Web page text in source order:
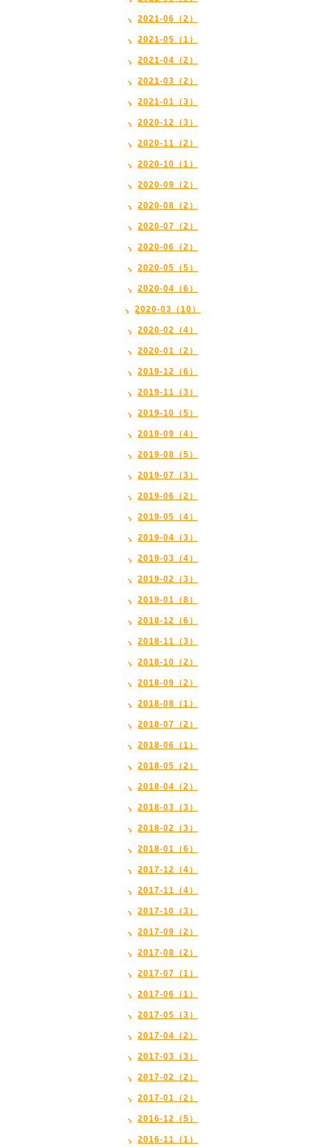
2021-06（2）
2021-05（1）
2021-04（2）
2021-03（2）
2021-01（3）
2020-12（3）
2020-11（2）
2020-10（1）
2020-09（2）
2020-08（2）
2020-07（2）
2020-06（2）
2020-05（5）
2020-04（6）
2020-03（10）
2020-02（4）
2020-01（2）
2019-12（6）
2019-11（3）
2019-10（5）
2019-09（4）
2019-08（5）
2019-07（3）
2019-06（2）
2019-05（4）
2019-04（3）
2019-03（4）
2019-02（3）
2019-01（8）
2018-12（6）
2018-11（3）
2018-10（2）
2018-09（2）
2018-08（1）
2018-07（2）
2018-06（1）
2018-05（2）
2018-04（2）
2018-03（3）
2018-02（3）
2018-01（6）
2017-12（4）
2017-11（4）
2017-10（3）
2017-09（2）
2017-08（2）
2017-07（1）
2017-06（1）
2017-05（3）
2017-04（2）
2017-03（3）
2017-02（2）
2017-01（2）
2016-12（5）
2016-11（1）